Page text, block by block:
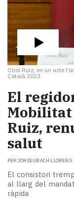
Oriol Ruiz, en un acte
Català 2023
El
Mobilitat
Ruiz,
salut
PER JORDI UBACH LLORENS
El consistori
al llarg del
ràpida